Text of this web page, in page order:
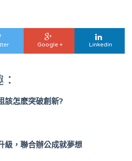
Google + Linkedin
該怎麽突破創新?
級，聯合辦公成就夢想